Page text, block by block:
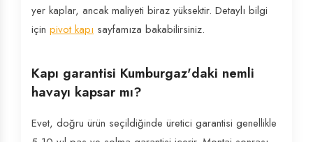
yer kaplar, ancak maliyeti biraz yüksektir. Detaylı bilgi
için pivot kapı sayfamıza bakabilirsiniz.
Kapı garantisi Kumburgaz'daki nemli
havayı kapsar mı?
Evet, doğru ürün seçildiğinde üretici garantisi genellikle